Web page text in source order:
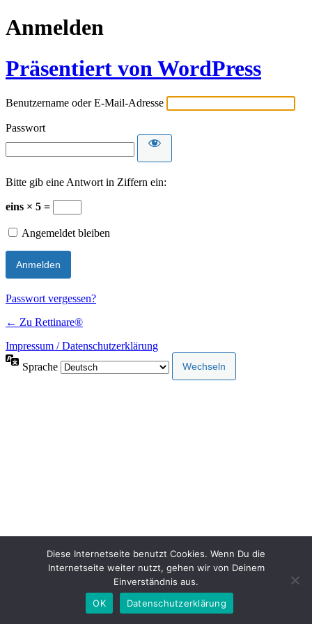
Anmelden
Präsentiert von WordPress
Benutzername oder E-Mail-Adresse
Passwort
Bitte gib eine Antwort in Ziffern ein:
eins × 5 =
Angemeldet bleiben
Passwort vergessen?
← Zu Rettinare®
Impressum / Datenschutzerklärung
Sprache
Diese Internetseite benutzt Cookies. Wenn Du die
Internetseite weiter nutzt, gehen wir von Deinem
Einverständnis aus.
OK
Datenschutzerklärung